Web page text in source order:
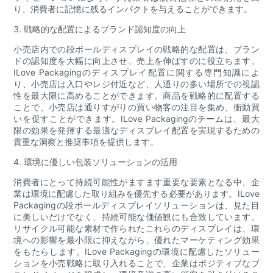
り、消費者に記憶に残るインパクトを与えることができます。
3. 戦略的な配置によるブランド認知度の向上
小売店内での段ボールディスプレイの戦略的な配置は、ブラン
ドの認知度を大幅に向上させ、売上を伸ばすのに役立ちます。
ILove Packagingのディスプレイ配置に関する専門知識によ
り、小売店は入口やレジ付近など、人通りの多い場所での視認
性を最大限に高めることができます。商品を戦略的に配置する
ことで、小売店は通りすがりの買い物客の注目を集め、衝動買
いを促すことができます。ILove Packagingのチームは、最大
限の効果を発揮する最適なディスプレイ配置を実現するための
貴重な洞察と推奨事項を提供します。
4. 環境に優しい包装ソリューションの活用
消費者にとって持続可能性がますます重要な要素となる中、企
業は環境に配慮した取り組みを優先する必要があります。ILove
Packagingの段ボールディスプレイソリューションは、見た目
に美しいだけでなく、持続可能な価値観にも合致しています。
リサイクル可能な素材で作られたこれらのディスプレイは、環
境への影響を最小限に抑えながら、優れたマーケティング効果
をもたらします。ILove Packagingの環境に配慮したソリュー
ションを小売戦略に取り入れることで、企業はポジティブなブ